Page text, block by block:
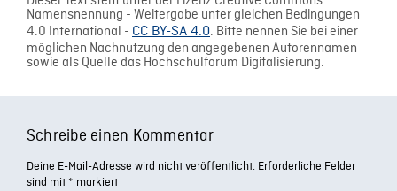
Namensnennung - Weitergabe unter gleichen Bedingungen
4.0 International - CC BY-SA 4.0. Bitte nennen Sie bei einer
möglichen Nachnutzung den angegebenen Autorennamen
sowie als Quelle das Hochschulforum Digitalisierung.
Schreibe einen Kommentar
Deine E-Mail-Adresse wird nicht veröffentlicht. Erforderliche Felder
sind mit * markiert